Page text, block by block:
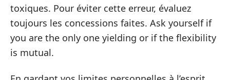
toxiques. Pour éviter cette erreur, évaluez
toujours les concessions faites. Ask yourself if
you are the only one yielding or if the flexibility
is mutual.